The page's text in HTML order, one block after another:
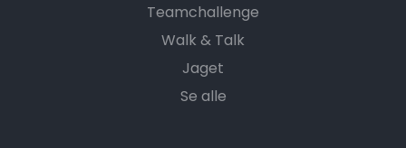
Teamchallenge
Walk & Talk
Jaget
Se alle